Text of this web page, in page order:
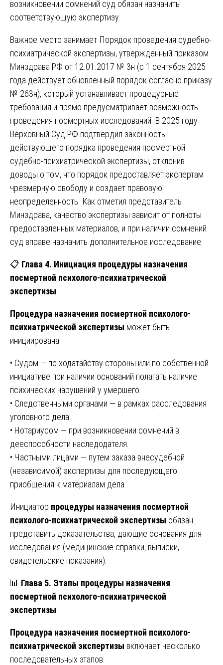
возникновении сомнений суд обязан назначить
соответствующую экспертизу.
Важное место занимает Порядок проведения судебно-
психиатрической экспертизы, утвержденный приказом
Минздрава РФ от 12.01.2017 № 3н (с 1 сентября 2025
года действует обновленный порядок согласно приказу
№ 263н), который устанавливает процедурные
требования и прямо предусматривает возможность
проведения посмертных исследований. В 2025 году
Верховный Суд РФ подтвердил законность
действующего порядка проведения посмертной
судебно-психиатрической экспертизы, отклонив
доводы о том, что порядок предоставляет экспертам
чрезмерную свободу и создает правовую
неопределенность. Как отметил представитель
Минздрава, качество экспертизы зависит от полноты
предоставленных материалов, и при наличии сомнений
суд вправе назначить дополнительное исследование.
📋 Глава 4. Инициация процедуры назначения
посмертной психолого-психиатрической
экспертизы
Процедура назначения посмертной психолого-
психиатрической экспертизы может быть
инициирована:
• Судом — по ходатайству стороны или по собственной
инициативе при наличии оснований полагать наличие
психических нарушений у умершего.
• Следственными органами — в рамках расследования
уголовного дела.
• Нотариусом — при возникновении сомнений в
дееспособности наследодателя.
• Частными лицами — путем заказа внесудебной
(независимой) экспертизы для последующего
приобщения к материалам дела.
Инициатор процедуры назначения посмертной
психолого-психиатрической экспертизы обязан
представить доказательства, дающие основания для
исследования (медицинские справки, выписки,
свидетельские показания).
📊 Глава 5. Этапы процедуры назначения
посмертной психолого-психиатрической
экспертизы
Процедура назначения посмертной психолого-
психиатрической экспертизы включает несколько
последовательных этапов: